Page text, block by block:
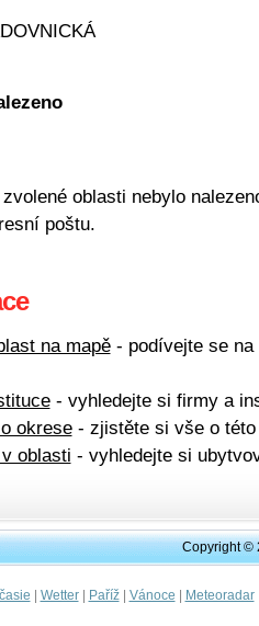
oblasti nebylo
poštu.
na mapě- podívejte se na
- vyhledejte si firmy a
okrese- zjistěte si vše o této
oblasti - vyhledejte si
Copyright ©
| Wetter| Paříž| Vánoce | Meteoradar